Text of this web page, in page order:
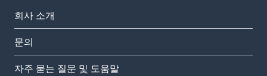
회사 소개
문의
자주 묻는 질문 및 도움말